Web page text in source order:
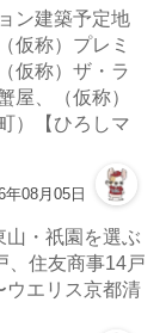
ン建築予定地
仮称）プレミ
仮称）ザ・ラ
屋、（仮称）
）【ひろしマ
年08月05日
山・祇園を選ぶ
、住友商事14戸
ウエリス京都清